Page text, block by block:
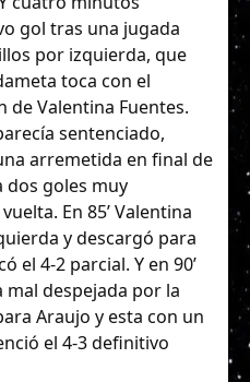
gol tras una jugada
por izquierda, que
toca con el
Valentina Fuentes.
sentenciado,
arremetida en final de
dos goles muy
En 85’ Valentina
y descargó para
el 4-2 parcial. Y en 90’
despejada por la
Araujo y esta con un
el 4-3 definitivo